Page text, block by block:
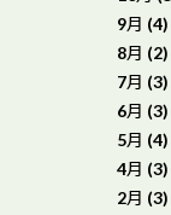
9月 (4)
8月 (2)
7月 (3)
6月 (3)
5月 (4)
4月 (3)
2月 (3)